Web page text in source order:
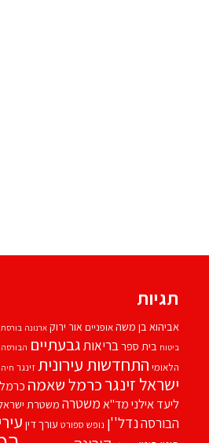
תגיות
אביהוא בן משהאופניים אור ירוק ארנונה בורסת
ביטוח בית ספרבריאותגבעתיים הבורסה
הלאומי התחדשות עירוניתזינגר
ישראל זינגרכרמל שאמה
ליעד אילנימד''אמשטרה משטרת
הבורסהנדל''ן נופש ספורט עורך דין